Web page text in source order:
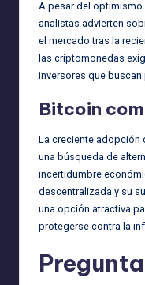
A pesar del
analistas advierten
el mercado tras la
las criptomonedas
inversores que
Bitcoin
La creciente adopción
una búsqueda de
incertidumbre
descentralizada y su
una opción atractiva
protegerse contra la